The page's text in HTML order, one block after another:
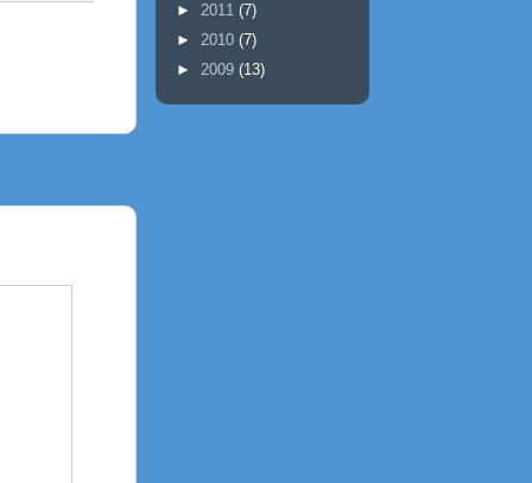
► 2011 (7)
► 2010 (7)
► 2009 (13)